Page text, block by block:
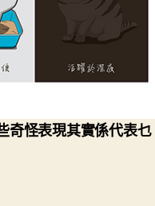
奇怪表現其實係代表乜